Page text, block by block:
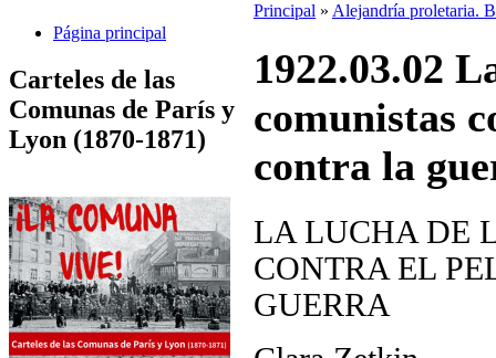
Página principal
Carteles de las
Comunas de París y
Lyon (1870-1871)
Principal » Alejandría proletaria.
1922.03.02
comunistas
contra la
LA LUCHA DE
CONTRA EL
GUERRA